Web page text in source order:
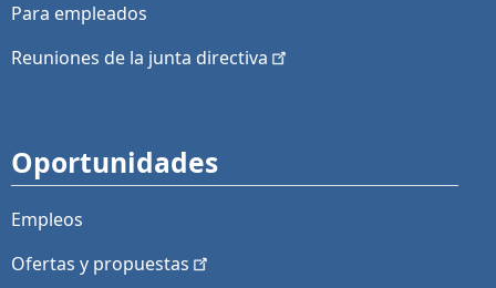
Para empleados
Reuniones de la junta directiva
Oportunidades
Empleos
Ofertas y propuestas